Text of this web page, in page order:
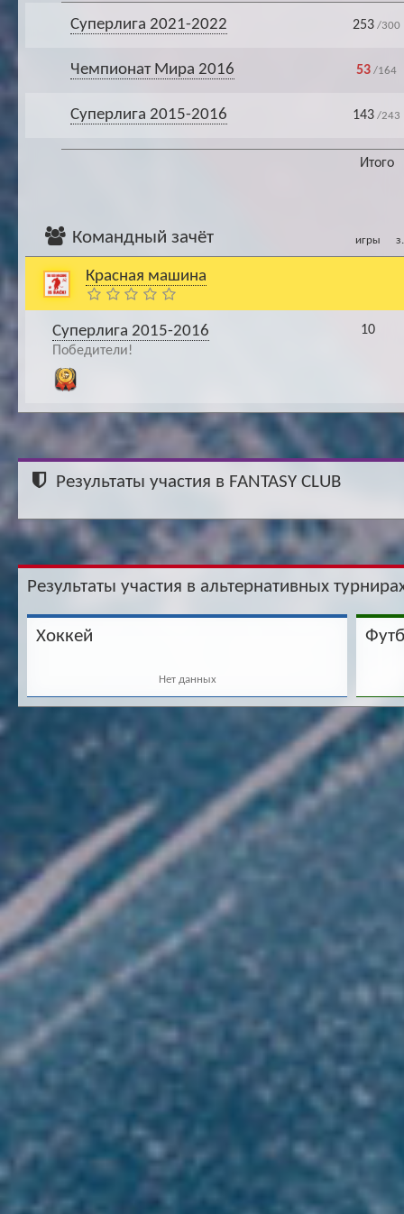
Суперлига 2021-2022 253 /300
Чемпионат Мира 2016 53 /164
Суперлига 2015-2016 143 /243
Итого
Командный зачёт игры
Красная машина
Суперлига 2015-2016
Победители!
10
Результаты участия в FANTASY CLUB
Результаты участия в альтернативных
Хоккей
Нет данных